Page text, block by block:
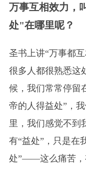
万事互相效力，
处"在哪里呢？
圣书上讲“万事都
很多人都很熟悉这
候，我们常常停留
帝的人得益处”，
里，我们感觉不到
有“益处”，只是在
处”——这么痛苦，